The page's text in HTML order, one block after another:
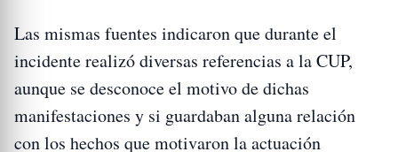
Las mismas fuentes indicaron que durante el
incidente realizó diversas referencias a la CUP,
aunque se desconoce el motivo de dichas
manifestaciones y si guardaban alguna relación
con los hechos que motivaron la actuación